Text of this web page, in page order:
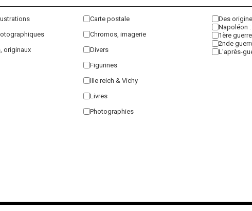
Carte postale
Chromos, imagerie
originaux
Divers
Figurines
IIIe reich & Vichy
Livres
Photographies
Des
Napoléon
1ère
2nde
L'après-